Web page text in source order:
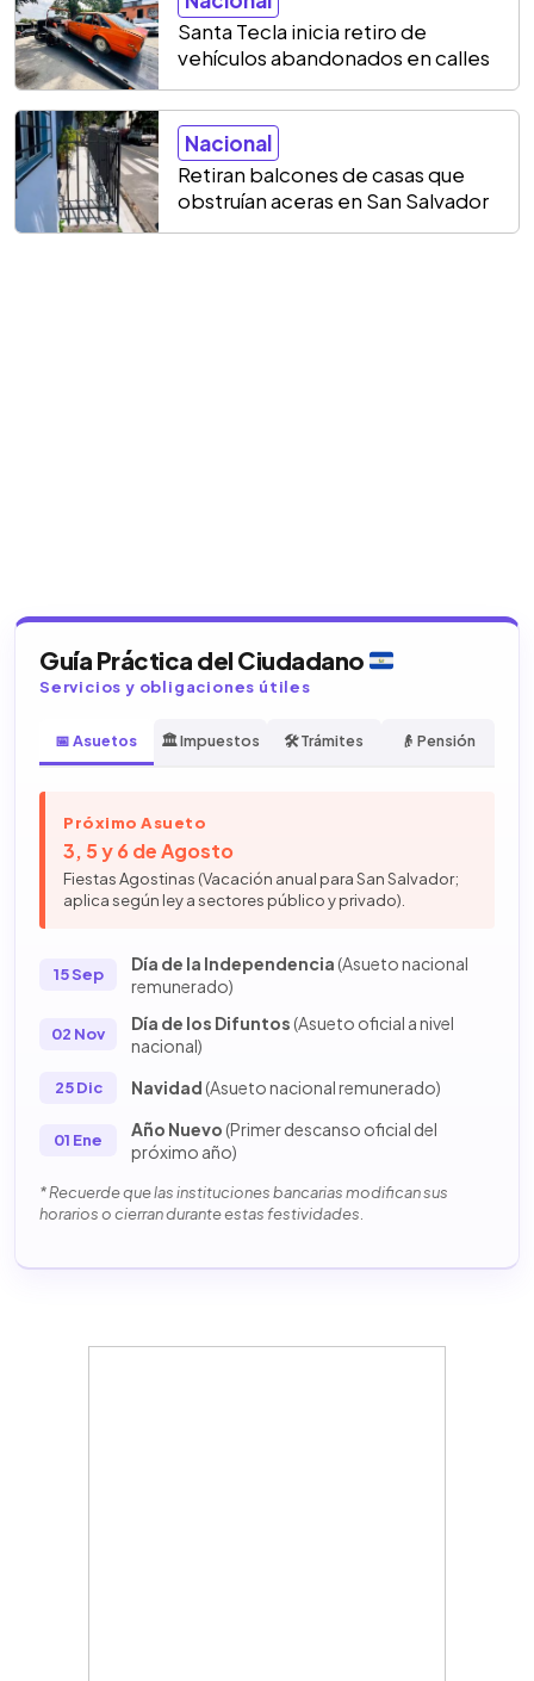
Santa Tecla inicia retiro de
vehículos abandonados en calles
Nacional
Retiran balcones de casas que
obstruían aceras en San Salvador
Guía Práctica del Ciudadano
Servicios y obligaciones útiles
📅 Asuetos 🏛️ Impuestos 🛠️ Trámites 👴 Pensión
Próximo Asueto
3, 5 y 6 de Agosto
Fiestas Agostinas (Vacación anual para San Salvador;
aplica según ley a sectores público y privado).
15 Sep
Día de la Independencia(Asueto nacional
remunerado)
02 Nov
Día de los Difuntos(Asueto oficial a nivel
nacional)
25 Dic Navidad(Asueto nacional remunerado)
01 Ene
Año Nuevo(Primer descanso oficial del
próximo año)
* Recuerde que las instituciones bancarias modifican sus
horarios o cierran durante estas festividades.